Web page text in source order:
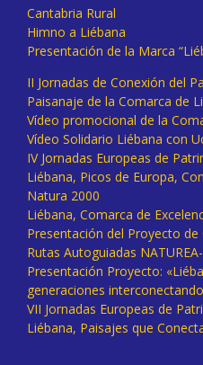
Cantabria Rural
Himno a Liébana
Presentación de la Marca
II Jornadas de Conexión del
Paisanaje de la Comarca de
Vídeo promocional de la
Vídeo Solidario Liébana con
IV Jornadas Europeas de
Liébana, Picos de Europa,
Natura 2000
Liébana, Comarca de
Presentación del Proyecto de
Rutas Autoguiadas
Presentación Proyecto:
generaciones
VII Jornadas Europeas de
Liébana, Paisajes que